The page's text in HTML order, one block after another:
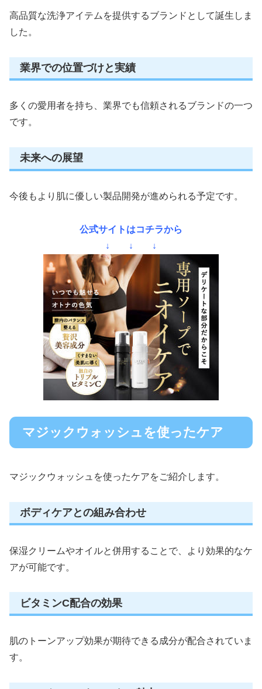
高品質な洗浄アイテムを提供するブランドとして誕生しま
した。
業界での位置づけと実績
多くの愛用者を持ち、業界でも信頼されるブランドの一つ
です。
未来への展望
今後もより肌に優しい製品開発が進められる予定です。
公式サイトはコチラから
↓ ↓ ↓
マジックウォッシュを使ったケア
マジックウォッシュを使ったケアをご紹介します。
ボディケアとの組み合わせ
保湿クリームやオイルと併用することで、より効果的なケ
アが可能です。
ビタミンC配合の効果
肌のトーンアップ効果が期待できる成分が配合されていま
す。